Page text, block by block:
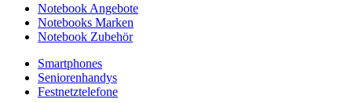
Notebook Angebote
Notebooks Marken
Notebook Zubehör
Smartphones
Seniorenhandys
Festnetztelefone